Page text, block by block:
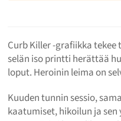
Curb Killer -grafiikka
selän iso printti herättää
loput. Heroinin leima on
Kuuden tunnin sessio,
kaatumiset, hikoilun ja